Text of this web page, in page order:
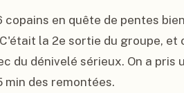
copains en quête de pentes
la 2e sortie du groupe,
du dénivelé sérieux. On a
min des remontées.